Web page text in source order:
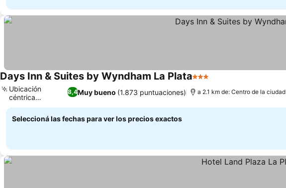
Days Inn & Suites by Wyndham La Plata3 Estrellas
8,4Muy bueno (1.873 puntuaciones)
Ubicación
céntrica
privilegiada
a 2.1 km de: Centro de la ciudad
Seleccioná las fechas para ver los precios exactos